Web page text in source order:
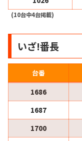
(10台中4台掲載)
いざ!番長
台番
1686
1687
1700